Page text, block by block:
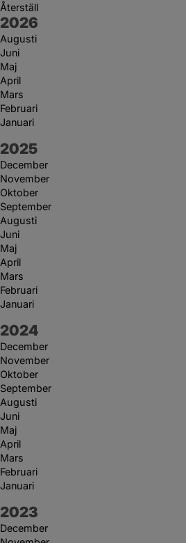
Återställ
År:
2026
Augusti
Juni
Maj
April
Mars
Februari
Januari
År:
2025
December
November
Oktober
September
Augusti
Juni
Maj
April
Mars
Februari
Januari
År:
2024
December
November
Oktober
September
Augusti
Juni
Maj
April
Mars
Februari
Januari
År:
2023
December